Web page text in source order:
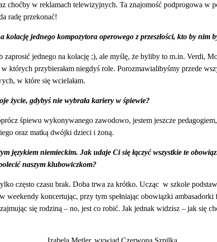
choćby w reklamach telewizyjnych. Ta znajomość podprogowa w
radę przekonać!
kolację jednego kompozytora operowego z przeszłości, kto by nim
zaprosić jednego na kolację ;), ale myślę, że byliby to m.in. Verdi,
których przybierałam niegdyś role. Porozmawialibyśmy przede
w które się wcielałam.
życie, gdybyś nie wybrała kariery w śpiewie?
śpiewu wykonywanego zawodowo, jestem jeszcze
oraz matką dwójki dzieci i żoną.
językiem niemieckim. Jak udaje Ci się łączyć wszystkie te
naszym klubowiczkom?
często czasu brak. Doba trwa za krótko. Ucząc w szkole
weekendy koncertując, przy tym spełniając obowiązki
się rodziną – no, jest co robić. Jak jednak widzisz – jak się